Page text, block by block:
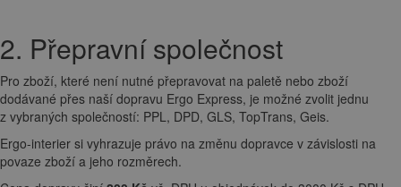
2. Přepravní společnost
Pro zboží, které není nutné přepravovat na paletě nebo zboží
dodávané přes naší dopravu Ergo Express, je možné zvolit jednu
z vybraných společností: PPL, DPD, GLS, TopTrans, Geis.
Ergo-interier si vyhrazuje právo na změnu dopravce v závislosti na
povaze zboží a jeho rozměrech.